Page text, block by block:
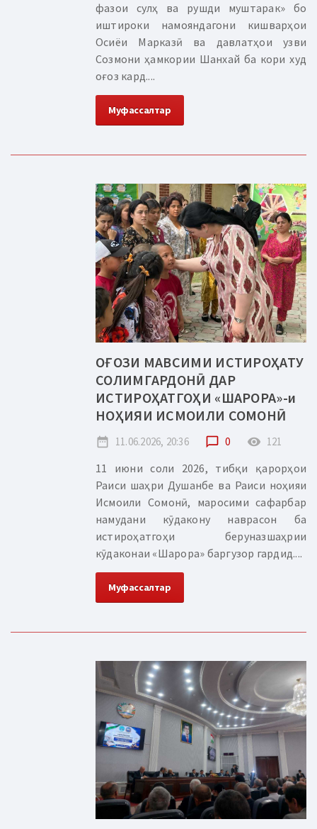
фазои сулҳ ва рушди муштарак» бо
иштироки намояндагони кишварҳои
Осиёи Марказӣ ва давлатҳои узви
Созмони ҳамкории Шанхай ба кори худ
оғоз кард....
Муфассалтар
ОҒОЗИ МАВСИМИ ИСТИРОҲАТУ
СОЛИМГАРДОНӢ ДАР
ИСТИРОҲАТГОҲИ «ШАРОРА»-и
НОҲИЯИ ИСМОИЛИ СОМОНӢ
date_range 11.06.2026, 20:36 chat_bubble_outline 0 remove_red_eye 121
11 июни соли 2026, тибқи қарорҳои
Раиси шаҳри Душанбе ва Раиси ноҳияи
Исмоили Сомонӣ, маросими сафарбар
намудани кӯдакону наврасон ба
истироҳатгоҳи беруназшаҳрии
кӯдаконаи «Шарора» баргузор гардид....
Муфассалтар